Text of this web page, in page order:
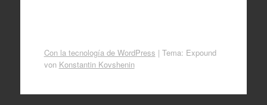
Con la tecnología de WordPress | Tema: Expound
von Konstantin Kovshenin